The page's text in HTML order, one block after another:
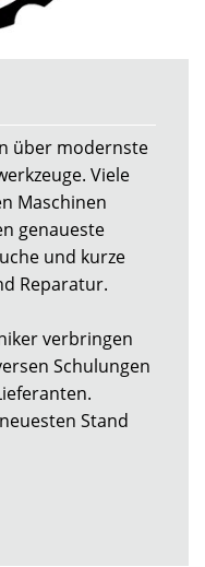
über modernste
Viele
Maschinen
genaueste
und kurze
Reparatur.
verbringen
Schulungen
Stand